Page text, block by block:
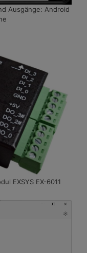
Ausgänge: Android
EXSYS EX-6011